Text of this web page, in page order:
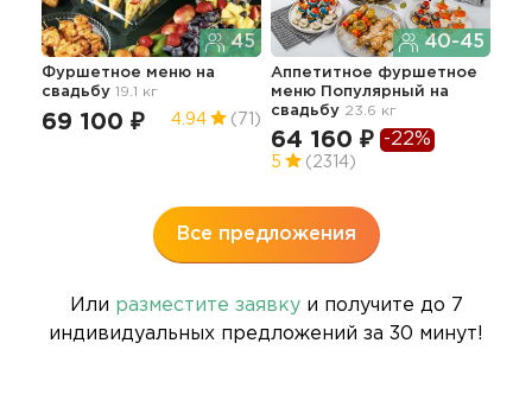
45
Фуршетное меню на
свадьбу 19.1 кг
69 100 ₽ 4.94 (71)
40-45
Аппетитное фуршетное
меню Популярный на
свадьбу 23.6 кг
64 160 ₽ -22%
5 (2314)
Все предложения
Или разместите заявкуи получите до 7
индивидуальных предложений за 30 минут!